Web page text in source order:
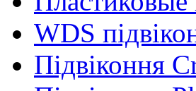
WDS
Підвіконня